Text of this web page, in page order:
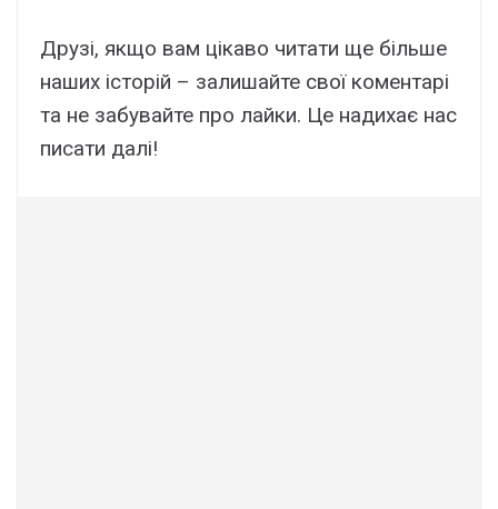
Друзі, якщо вам цікаво читати ще більше
наших історій – залишайте свої коментарі
та не забувайте про лайки. Це надихає нас
писати далі!